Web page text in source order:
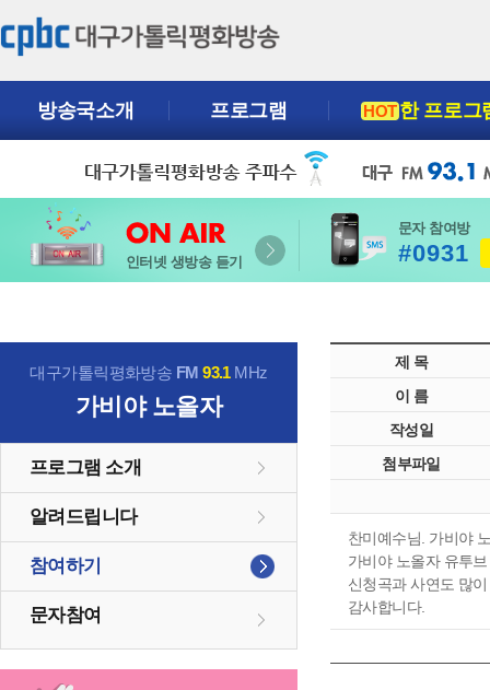
방송국소개 프로그램 HOT한 프로그
인터넷 생방송 듣기
문자 참여방
#0931
대구가톨릭평화방송 FM93.1MHz
가비야 노올자
프로그램 소개
알려드립니다
참여하기
문자참여
제 목
이 름
작성일
첨부파일
찬미예수님. 가비야
가비야 노올자 유투
신청곡과 사연도 많
감사합니다.